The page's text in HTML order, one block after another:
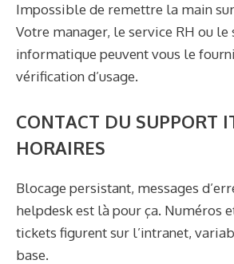
Impossible de remettre la main
Votre manager, le service RH ou le
informatique peuvent vous le
vérification d’usage.
CONTACT DU SUPPORT
HORAIRES
Blocage persistant, messages
helpdesk est là pour ça. Numéros
tickets figurent sur l’intranet,
base.